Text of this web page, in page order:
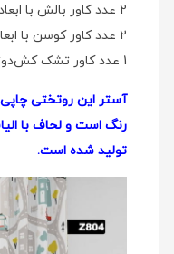
2 عدد کاور بالش با ابعاد 50×70
2 عدد کاور کوسن با ابعاد 40×40
1 عدد کاور تشک کش‌دوزی شده با ابعاد 25x200x160
آستر این روتختی
تولید شده است.